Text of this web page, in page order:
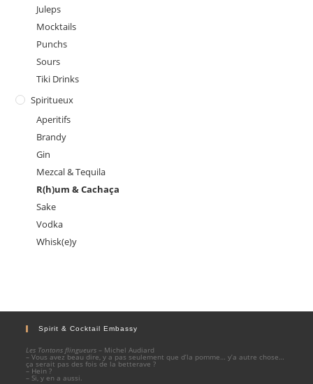
Juleps
Mocktails
Punchs
Sours
Tiki Drinks
Spiritueux
Aperitifs
Brandy
Gin
Mezcal & Tequila
R(h)um & Cachaça
Sake
Vodka
Whisk(e)y
Spirit & Cocktail Embassy
Les Tontons flingueurs – Michel Audiard
– Vous avez beau dire, y a pas seulement que d’la pomme… y’a autre chose…
ça serait pas des fois de la betterave ?
– Hein ?
– Si, y en a aussi.